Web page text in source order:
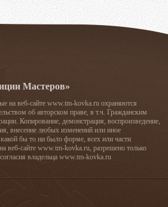
Мастеров»
на веб-сайте www.tm-kovka.ru охраняются
об авторском праве, в т.ч. Гражданским
Копирование, демонстрация, воспроизведение,
внесение любых изменений или иное
бы то ни было форме, всех или части
веб-сайте www.tm-kovka.ru, разрешено только
владельца www.tm-kovka.ru